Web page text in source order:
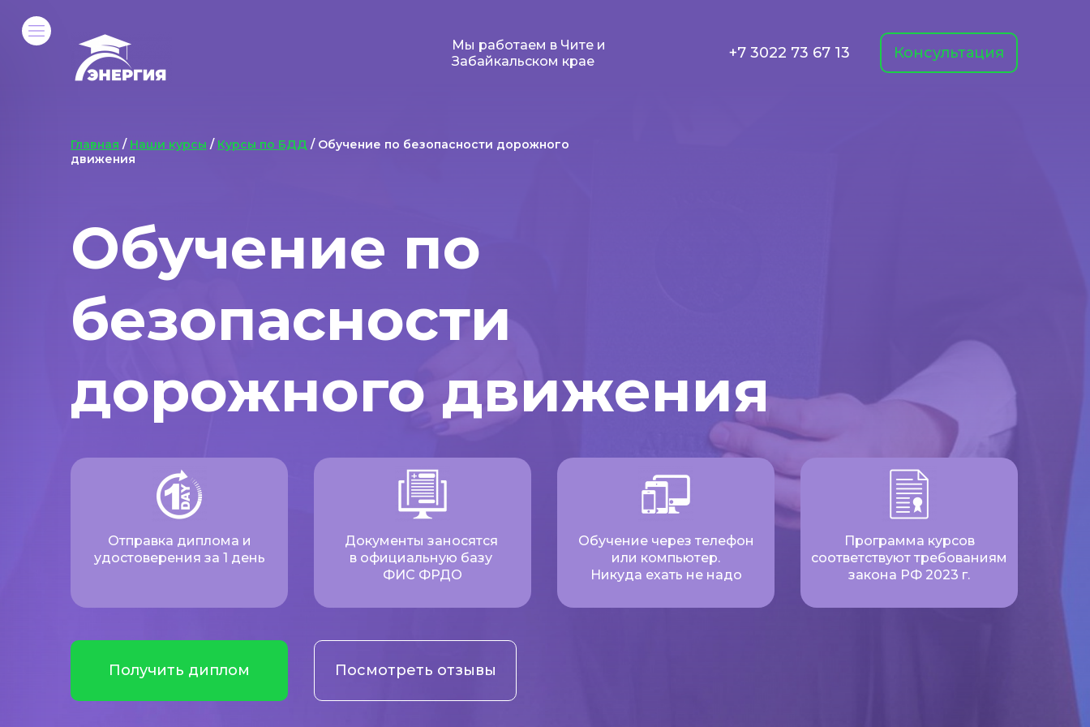
Мы работаем в Чите и
Забайкальском крае
+7 3022 73 67 13 Консультация
Обучение по
безопасности
дорожного движения
Получить диплом
Отправка диплома и
удостоверения за 1 день
Документы заносятся
в официальную базу
ФИС ФРДО
Обучение через телефон
или компьютер.
Никуда ехать не надо
Программа курсов
соответствуют требованиям
закона РФ 2023 г.
Главная / Наши курсы / Курсы по БДД / Обучение по безопасности дорожного
движения
Посмотреть отзывы